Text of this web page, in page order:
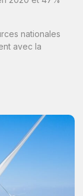
nationales
avec la